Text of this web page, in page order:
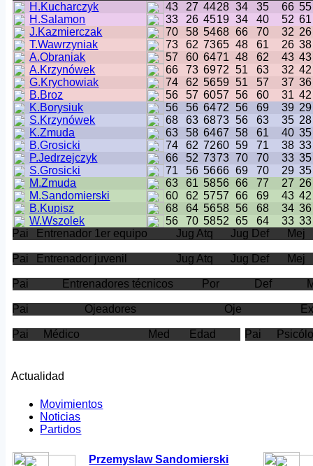
H.Kucharczyk
43 27 4428 34 35 66 55
H.Salamon
33 26 4519 34 40 52 61
J.Kazmierczak
70 58 5468 66 70 32 26
T.Wawrzyniak
73 62 7365 48 61 26 38
A.Obraniak
57 60 6471 48 62 43 43
A.Krzynówek
66 73 6972 51 63 32 42
G.Krychowiak
74 62 5659 51 57 37 36
B.Broz
56 57 6057 56 60 31 42
K.Borysiuk
56 56 6472 56 69 39 29
S.Krzynówek
68 63 6873 56 63 35 28
K.Zmuda
63 58 6467 58 61 40 35
B.Grosicki
74 62 7260 59 71 38 33
P.Jedrzejczyk
66 52 7373 70 70 33 35
S.Grosicki
71 56 5666 69 70 29 35
M.Zmuda
63 61 5856 66 77 27 26
M.Sandomierski
60 62 5757 66 69 43 42
B.Kupisz
68 64 5658 56 68 34 36
W.Wszolek
56 70 5852 65 64 33 33
Pai
Entrenador 1er equipo Jug Atq Jug Def Mej
Pai Entrenador juvenil Jug Atq Jug Def Mej
Pai Entrenadores técnicos Por Def
Pai Ojeadores Oje
Pai Médico Med Edad Pai
Actualidad
Movimientos
Noticias
Partidos
Przemyslaw Sandomierski